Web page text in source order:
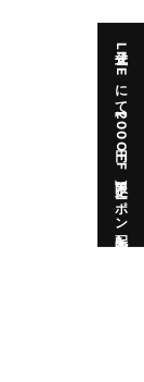
公式LINEにて【200円OFF】限定クーポン配布中